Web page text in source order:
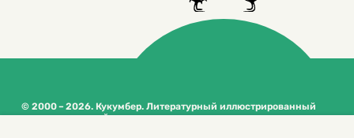
© 2000 – 2026. Кукумбер. Литературный иллюстрированный
журнал для детей